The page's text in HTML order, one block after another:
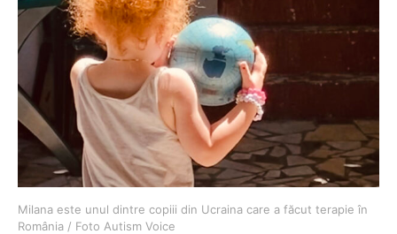
Milana este unul dintre copiii din Ucraina care a făcut terapie în
România / Foto Autism Voice